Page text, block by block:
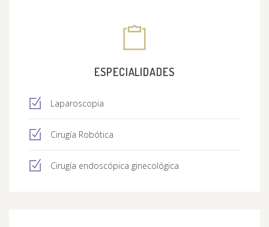
ESPECIALIDADES
Laparoscopia
Cirugía Robótica
Cirugía endoscópica ginecológica